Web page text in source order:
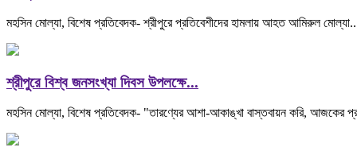
মহসিন মোল্যা, বিশেষ প্রতিবেদক- শ্রীপুরে প্রতিবেশীদের হামলায় আহত আমিরুল
শ্রীপুরে বিশ্ব জনসংখ্যা দিবস উপলক্ষে...
মহসিন মোল্যা, বিশেষ প্রতিবেদক- "তারণ্যের আশা-আকাঙ্খা বাস্তবায়ন করি, আজকের